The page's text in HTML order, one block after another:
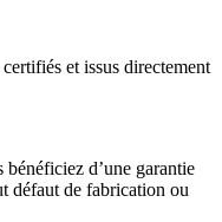
et issus directement
d’une garantie
défaut de fabrication ou